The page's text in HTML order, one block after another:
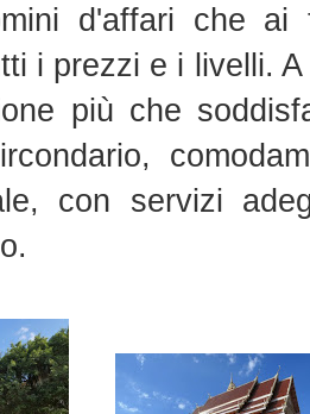
d'affari che ai
i prezzi e i livelli.
più che
con servizi